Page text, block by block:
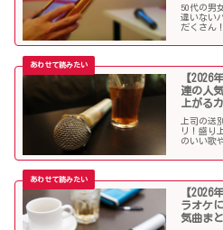
50代の男
違いない
だくさん
懐メロも
はず！
【2026
連の人
上がる
上司の送
リ！盛り
のいい歌
でご紹介
【2026
ラオケ
気曲ま